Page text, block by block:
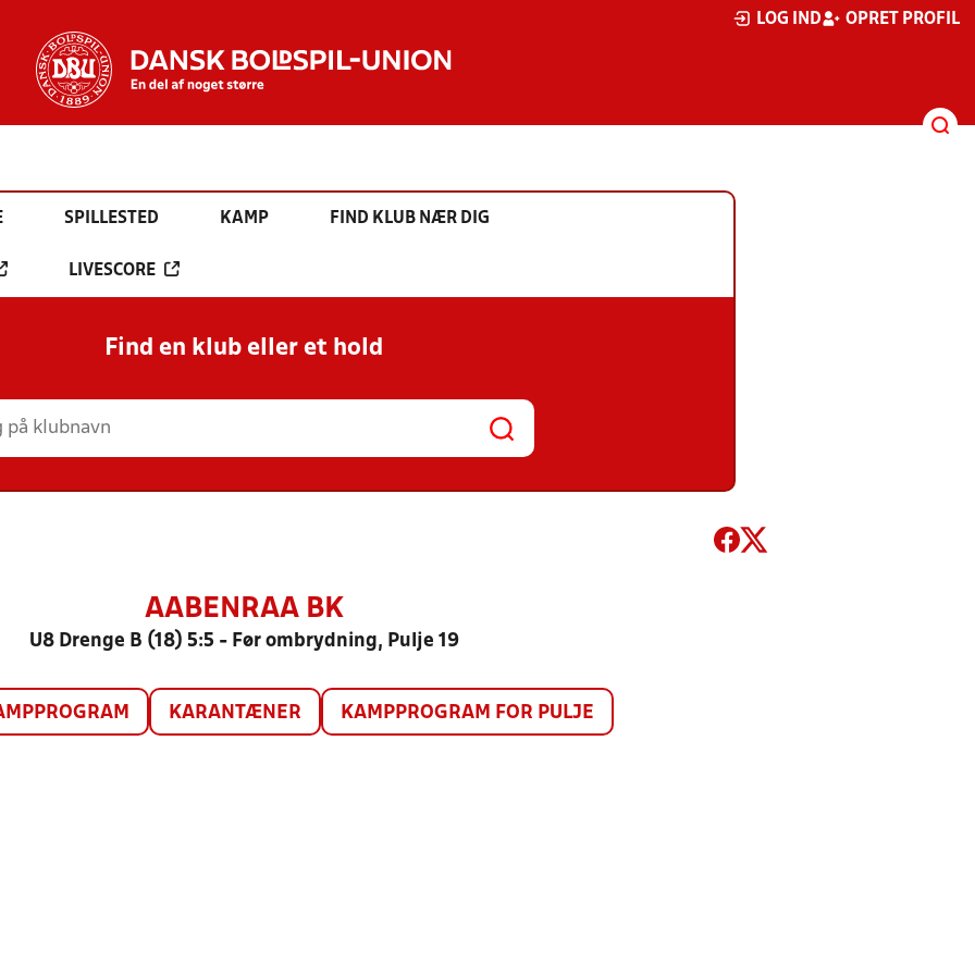
LOG IND OPRET PROFIL
SPILLESTED KAMP FIND KLUB NÆR DIG
LIVESCORE
Find en klub eller et hold
AABENRAA BK
U8 Drenge B (18) 5:5 - Før ombrydning, Pulje 19
KARANTÆNER KAMPPROGRAM FOR PULJE